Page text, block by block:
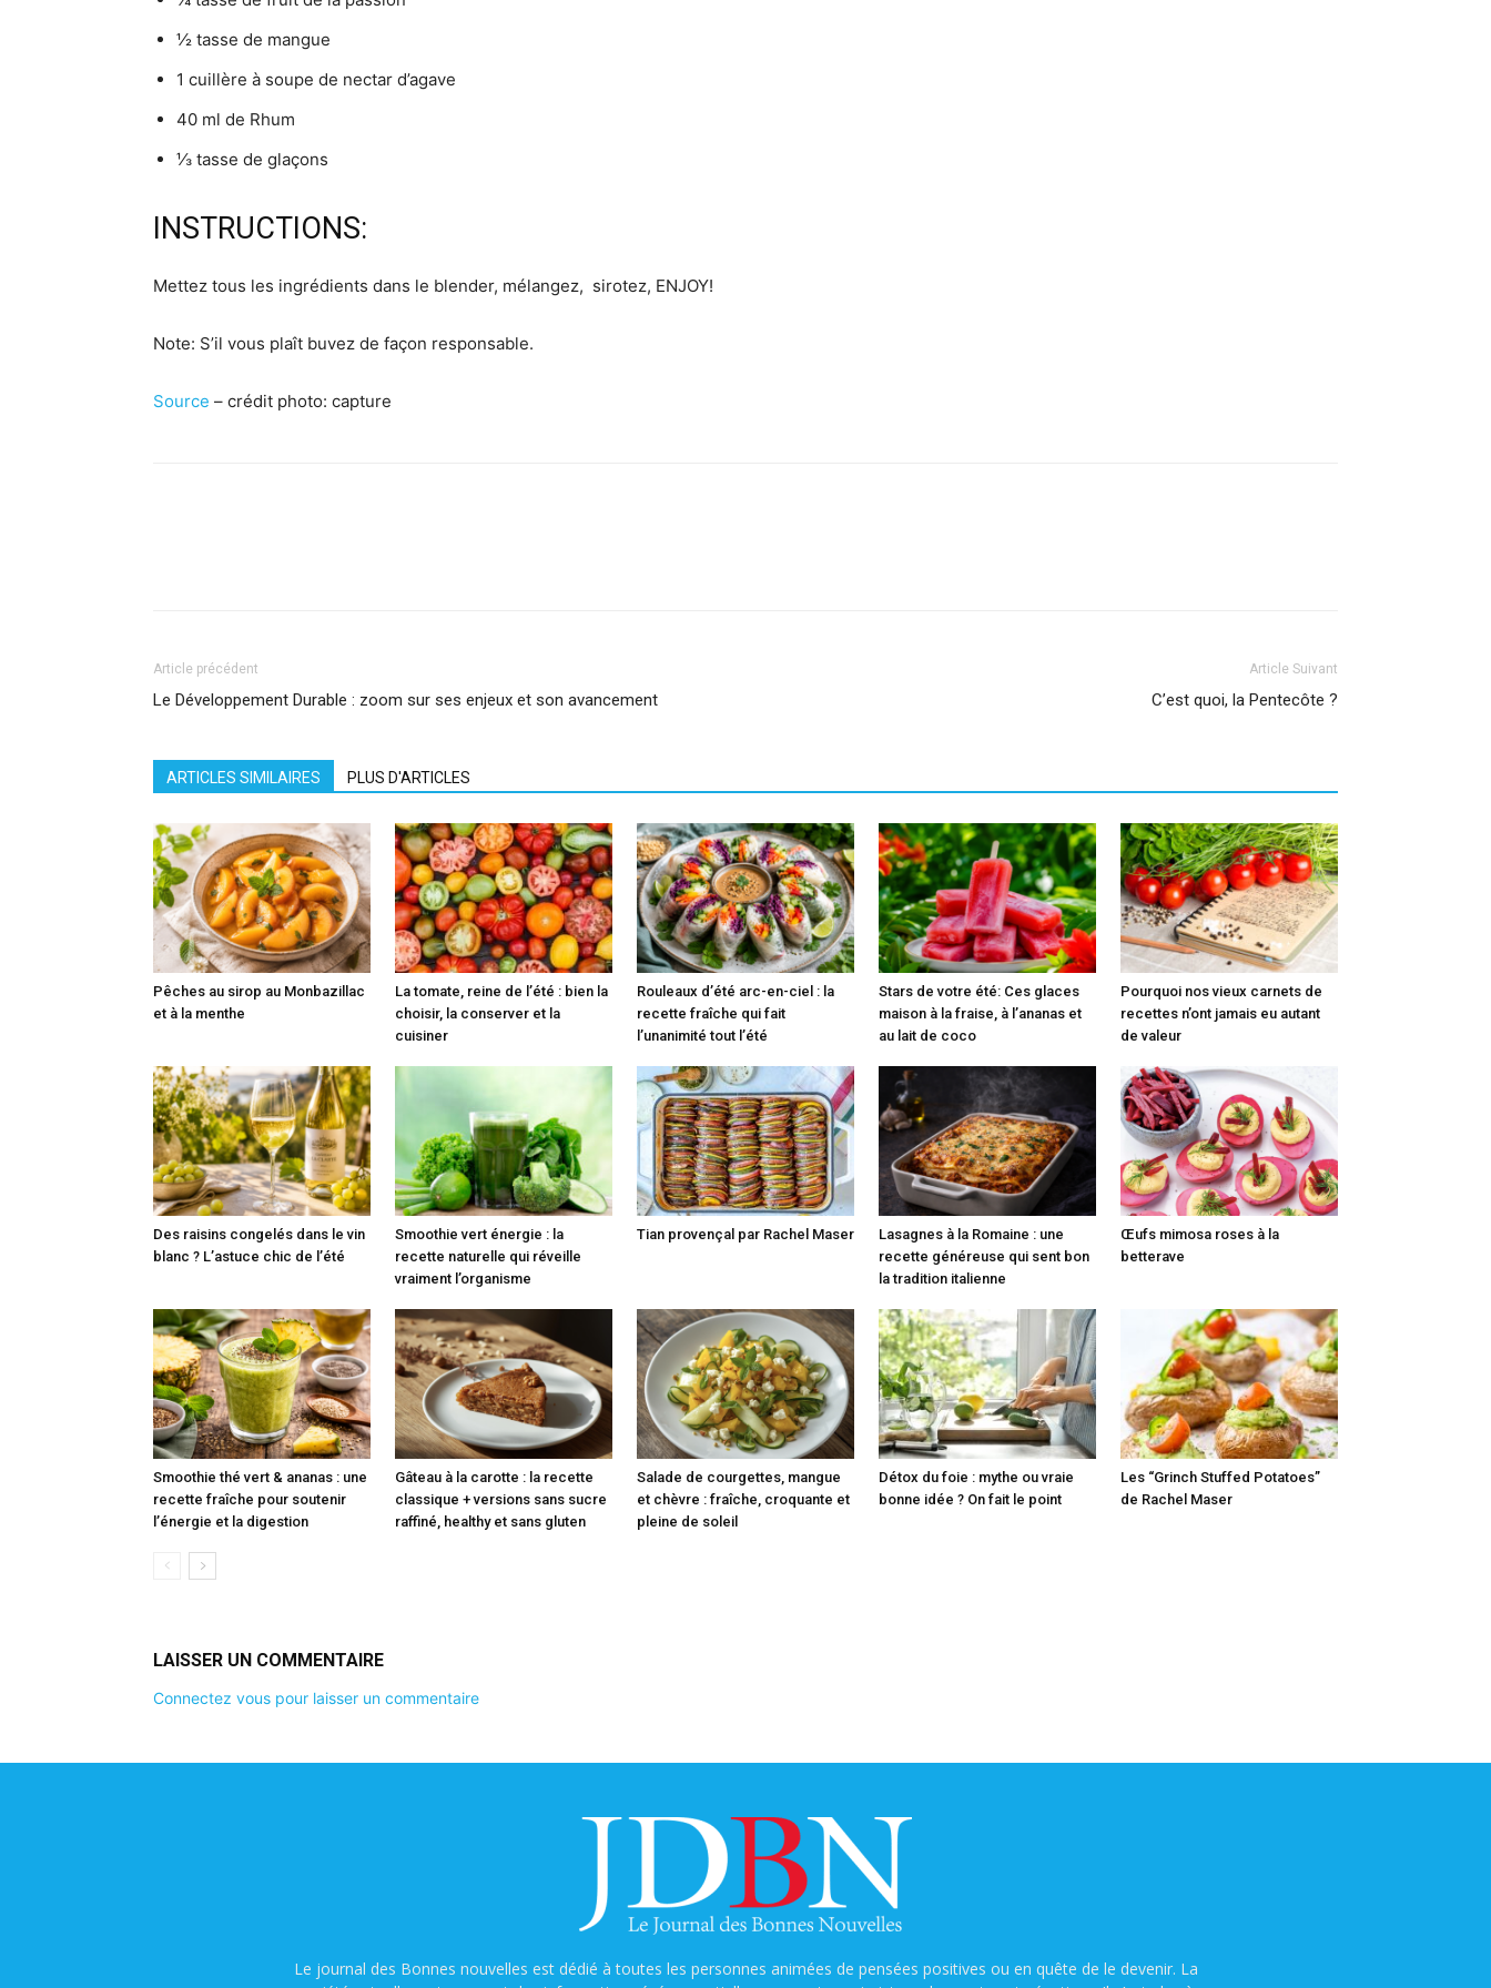
½ tasse de mangue
1 cuillère à soupe de nectar d’agave
40 ml de Rhum
⅓ tasse de glaçons
INSTRUCTIONS:
Mettez tous les ingrédients dans le blender, mélangez, sirotez, ENJOY!
Note: S’il vous plaît buvez de façon responsable.
Source – crédit photo: capture
Article précédent
Le Développement Durable : zoom sur ses enjeux et son avancement
Article Suivant
C’est quoi, la Pentecôte ?
ARTICLES SIMILAIRES PLUS D'ARTICLES
Pêches au sirop au Monbazillac
et à la menthe
La tomate, reine de l’été : bien la
choisir, la conserver et la
cuisiner
Rouleaux d’été arc-en-ciel : la
recette fraîche qui fait
l’unanimité tout l’été
Stars de votre été: Ces glaces
maison à la fraise, à l’ananas et
au lait de coco
Pourquoi nos vieux carnets de
recettes n’ont jamais eu autant
de valeur
Des raisins congelés dans le vin
blanc ? L’astuce chic de l’été
Smoothie vert énergie : la
recette naturelle qui réveille
vraiment l’organisme
Tian provençal par Rachel Maser
Lasagnes à la Romaine : une
recette généreuse qui sent bon
la tradition italienne
Œufs mimosa roses à la
betterave
Smoothie thé vert & ananas : une
recette fraîche pour soutenir
l’énergie et la digestion
Gâteau à la carotte : la recette
classique + versions sans sucre
raffiné, healthy et sans gluten
Salade de courgettes, mangue
et chèvre : fraîche, croquante et
pleine de soleil
Détox du foie : mythe ou vraie
bonne idée ? On fait le point
Les “Grinch Stuffed Potatoes”
de Rachel Maser
LAISSER UN COMMENTAIRE
Connectez vous pour laisser un commentaire
Le journal des Bonnes nouvelles est dédié à toutes les personnes animées de pensées positives ou en quête de le devenir. La